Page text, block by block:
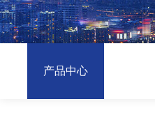
产品中心